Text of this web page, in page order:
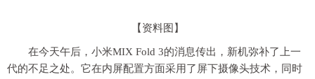
【资料图】
在今天午后，小米MIX Fold 3的消息传出，新机弥补了上一
代的不足之处。它在内屏配置方面采用了屏下摄像头技术，同时